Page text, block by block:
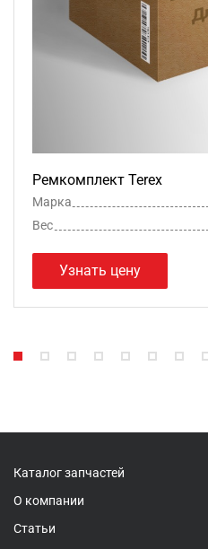
Ремкомплект Terex
Марка
Вес
Узнать цену
Каталог запчастей
О компании
Статьи